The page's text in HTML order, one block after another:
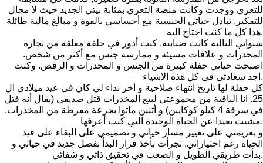
للتعري ووجدت وكانت منصة التعري بمثابة بيتي الجديد حيث لا مجال
للتفكير, تبادل حياتي الجنسية مع أحساسي بالقوة و مبالغ مالية طائلة
هذا كل ما كنت احتاج اليه.
سنواتي التالية كانت ضبابية, كنت أدور في حلقة مغلقة من تجارة
المخدرات و علاقات مسيئة و ممارسة جنس مع أكثر من شخص.
اصبحت حياتي حفلة كبيرة من الجنس و المخدرات و الرقص. وكنت
اجد سعادتي في كل هذه الاشياء.
كل حفلة لها تاريخ انتهاء صلاحية و أخر نداء لي كان في عيد ميلادي ال
25. انا الباقية من مجموعتي لبيع المخدرات قتل صديقي (يقال أنه قتل
في سرقة 4 كيلو كوكايين) و أثنين ماتوا بجرعة مفرطة من المخدرات,
مشيت بعيدا عن الحياة الوحيدة التي كنت أعرفها.
و بعزيمتي على تغيير مسار حياتي و تصميمي على البقاء على قيد
الحياة رغم اختياراتي, تجرأت بأخذ قرار البدأ بفصل جديد في حياتي و
بدأت طريقي الطويل و الصعب في تحقيق ذاتي و شفائي.